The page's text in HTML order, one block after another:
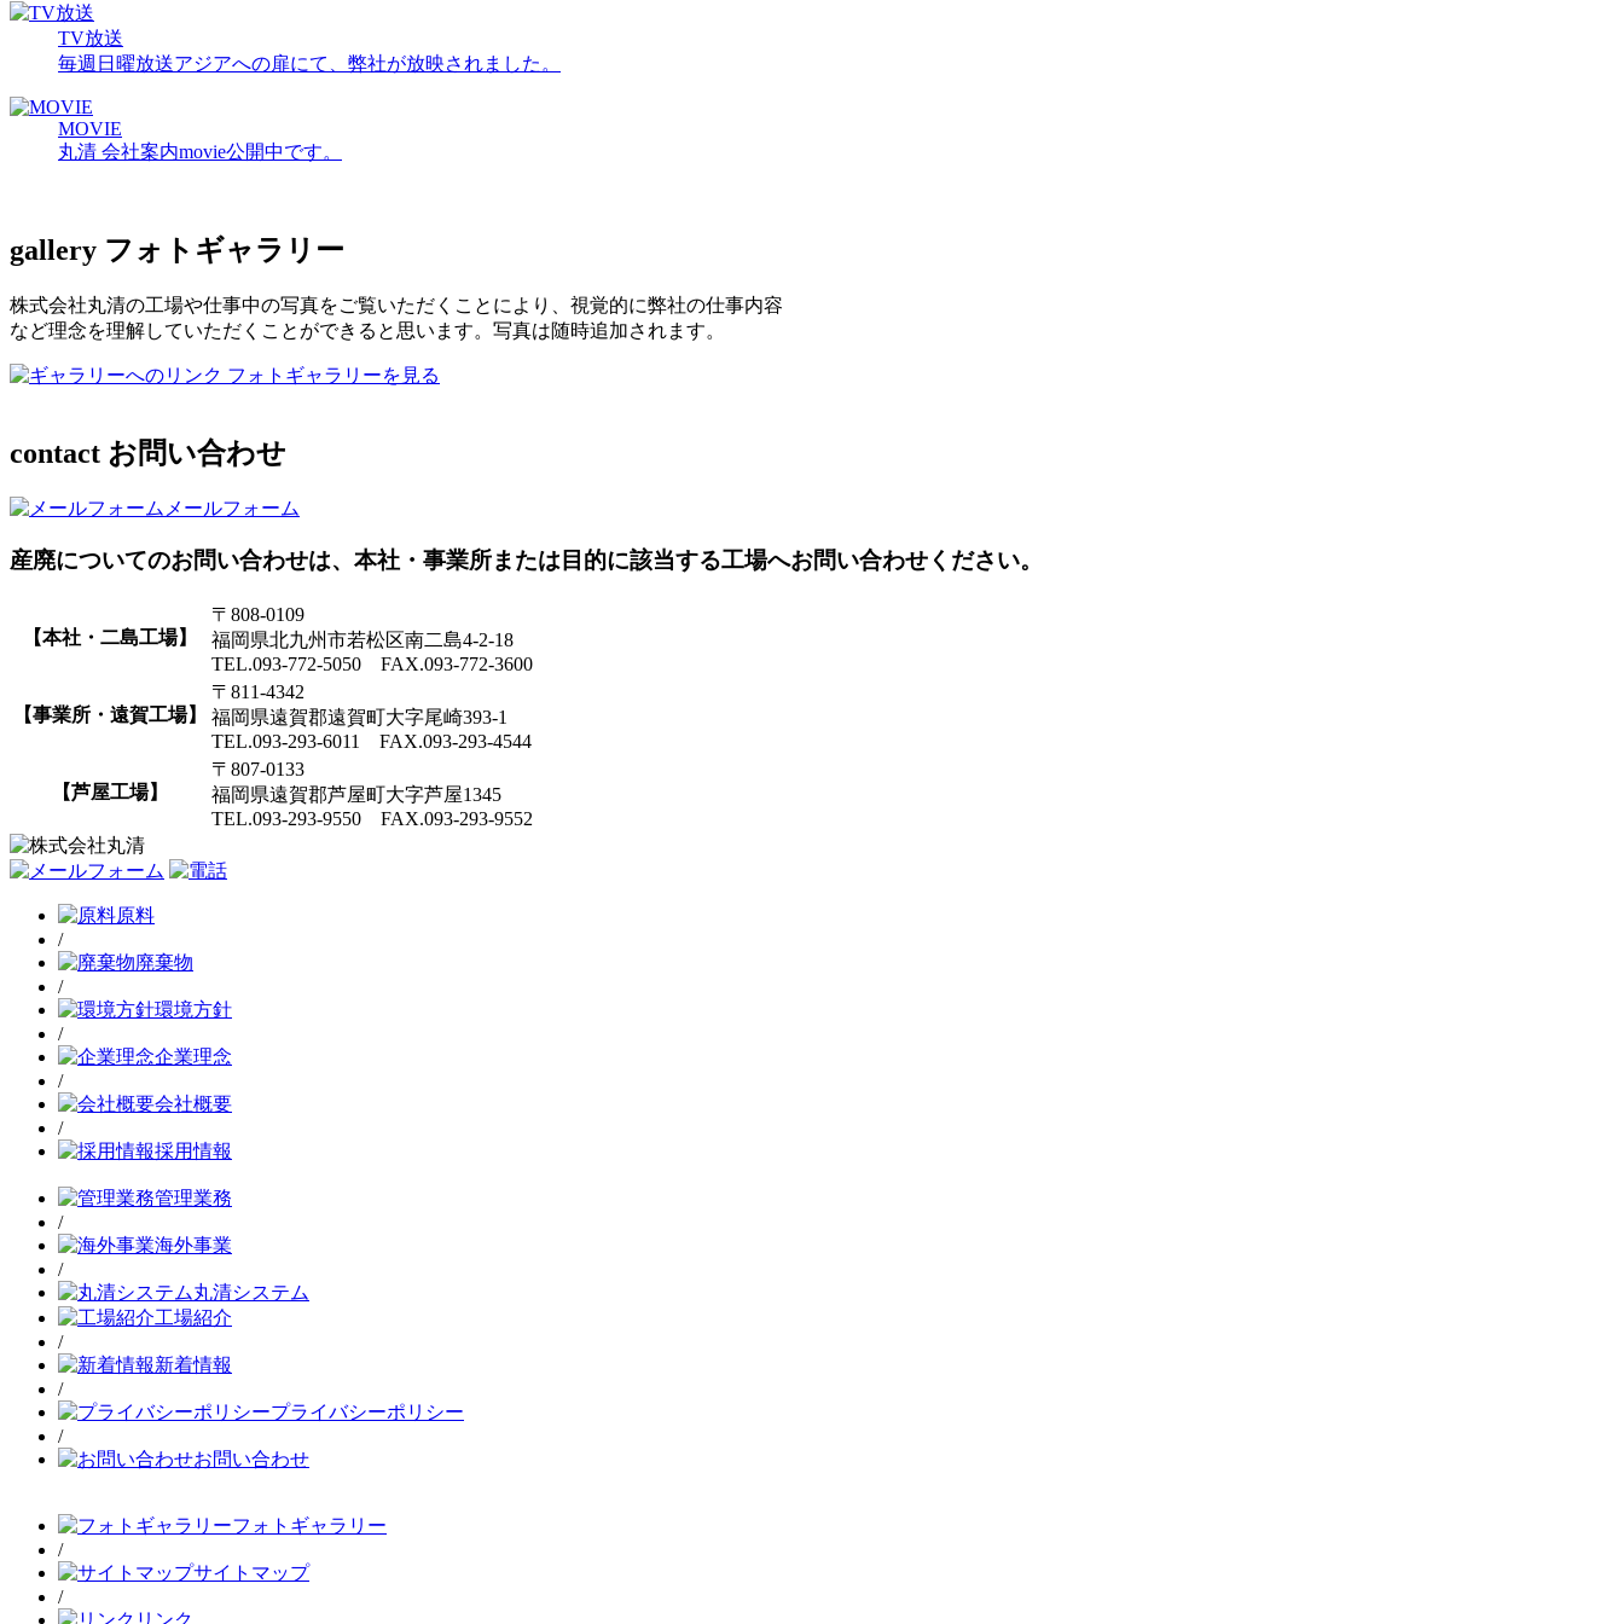
TV放送
毎週日曜放送アジアへの扉にて、弊社が放映されました。
MOVIE
丸清 会社案内movie公開中です。
gallery フォトギャラリー
株式会社丸清の工場や仕事中の写真をご覧いただくことにより、視覚的に弊社の仕事内容
など理念を理解していただくことができると思います。写真は随時追加されます。
フォトギャラリーを見る
contact お問い合わせ
メールフォーム
産廃についてのお問い合わせは、本社・事業所または目的に該当する工場へお問い合わせください。
【本社・二島工場】
〒808-0109
福岡県北九州市若松区南二島4-2-18
TEL.093-772-5050 FAX.093-772-3600
【事業所・遠賀工場】
〒811-4342
福岡県遠賀郡遠賀町大字尾崎393-1
TEL.093-293-6011 FAX.093-293-4544
【芦屋工場】
〒807-0133
福岡県遠賀郡芦屋町大字芦屋1345
TEL.093-293-9550 FAX.093-293-9552
原料
/
廃棄物
/
環境方針
/
企業理念
/
会社概要
/
採用情報
管理業務
/
海外事業
/
丸清システム
工場紹介
/
新着情報
/
プライバシーポリシー
/
お問い合わせ
フォトギャラリー
/
サイトマップ
/
リンク